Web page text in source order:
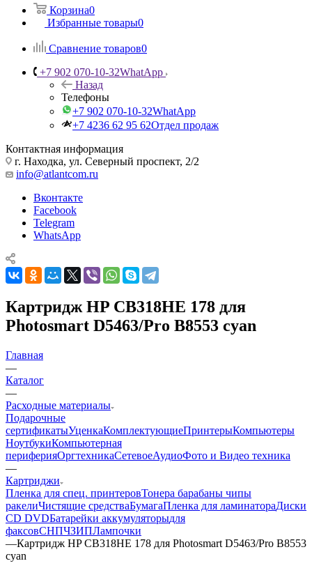
Корзина0
Избранные товары0
Сравнение товаров0
+7 902 070-10-32WhatApp
Назад
Телефоны
+7 902 070-10-32WhatApp
+7 4236 62 95 62Отдел продаж
Контактная информация
г. Находка, ул. Северный проспект, 2/2
info@atlantcom.ru
Вконтакте
Facebook
Telegram
WhatsApp
Картридж HP CB318HE 178 для
Photosmart D5463/Pro B8553 cyan
Главная
—
Каталог
—
Расходные материалы
Подарочные
сертификатыУценкаКомплектующиеПринтерыКомпьютеры
НоутбукиКомпьютерная
периферияОргтехникаСетевоеАудиоФото и Видео техника
—
Картриджи
Пленка для спец. принтеровТонера барабаны чипы
ракелиЧистящие средстваБумагаПленка для ламинатораДиски
CD DVDБатарейки аккумуляторыдля
факсовСНПЧЗИПЛампочки
—Картридж HP CB318HE 178 для Photosmart D5463/Pro B8553
cyan